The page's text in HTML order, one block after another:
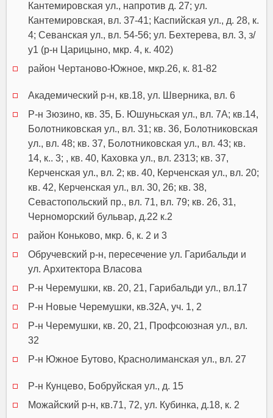
Кантемировская ул., напротив д. 27; ул.
Кантемировская, вл. 37-41; Каспийская ул., д. 28, к.
4; Севанская ул., вл. 54-56; ул. Бехтерева, вл. 3, з/
у1 (р-н Царицыно, мкр. 4, к. 402)
район Чертаново-Южное, мкр.26, к. 81-82
Академический р-н, кв.18, ул. Шверника, вл. 6
Р-н Зюзино, кв. 35, Б. Юшуньская ул., вл. 7А; кв.14,
Болотниковская ул., вл. 31; кв. 36, Болотниковская
ул., вл. 48; кв. 37, Болотниковская ул., вл. 43; кв.
14, к.. 3; , кв. 40, Каховка ул., вл. 2313; кв. 37,
Керченская ул., вл. 2; кв. 40, Керченская ул., вл. 20;
кв. 42, Керченская ул., вл. 30, 26; кв. 38,
Севастопольский пр., вл. 71, вл. 79; кв. 26, 31,
Черноморский бульвар, д.22 к.2
район Коньково, мкр. 6, к. 2 и 3
Обручевский р-н, пересечение ул. Гарибальди и
ул. Архитектора Власова
Р-н Черемушки, кв. 20, 21, Гарибальди ул., вл.17
Р-н Новые Черемушки, кв.32А, уч. 1, 2
Р-н Черемушки, кв. 20, 21, Профсоюзная ул., вл.
32
Р-н Южное Бутово, Краснолиманская ул., вл. 27
Р-н Кунцево, Бобруйская ул., д. 15
Можайский р-н, кв.71, 72, ул. Кубинка, д.18, к. 2